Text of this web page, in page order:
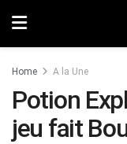
Home A la Une
Potion
jeu fait